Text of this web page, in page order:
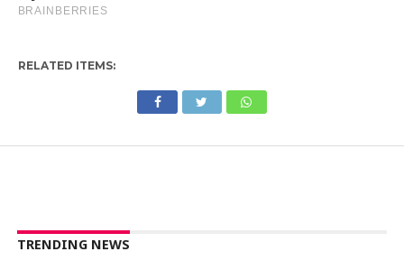
RELATED ITEMS:
TRENDING NEWS